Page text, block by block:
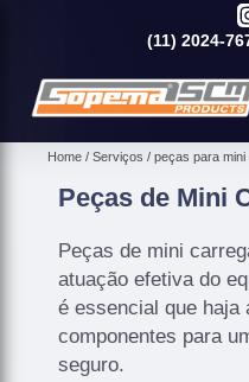
(11) 2024-
Home Serviços peças para
Peças de Mini
Peças de mini
atuação efetiva do
é essencial que haja
componentes para
seguro.